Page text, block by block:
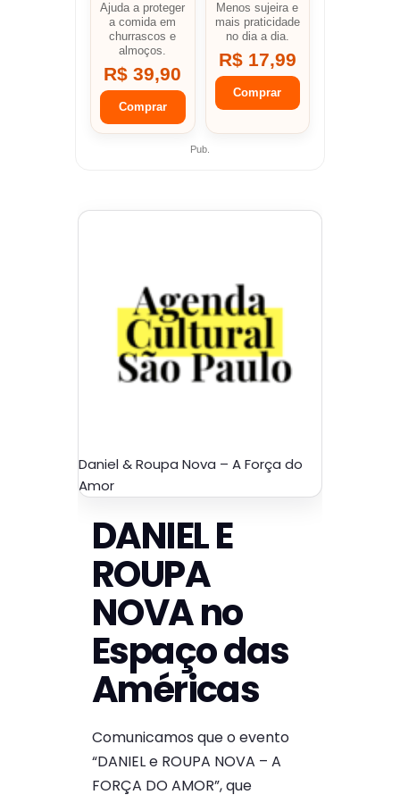
Ajuda a proteger
a comida em
churrascos e
almoços.
R$ 39,90
Comprar
Menos sujeira e
mais praticidade
no dia a dia.
R$ 17,99
Comprar
Pub.
Daniel & Roupa Nova – A Força do
Amor
DANIEL E
ROUPA
NOVA no
Espaço das
Américas
Comunicamos que o evento
“DANIEL e ROUPA NOVA – A
FORÇA DO AMOR”, que